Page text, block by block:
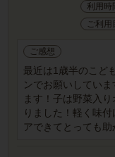
利用時
ご利用
ご感想
最近は1歳半のこど
ンでお願いしてい
ます！子は野菜入
りました！軽く味
アできてとっても